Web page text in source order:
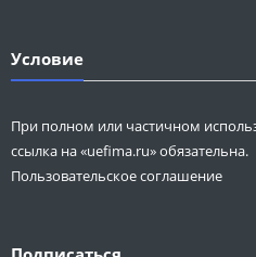
Условие
При полном или частичном
ссылка на «uefima.ru» обязательна.
Пользовательское соглашение